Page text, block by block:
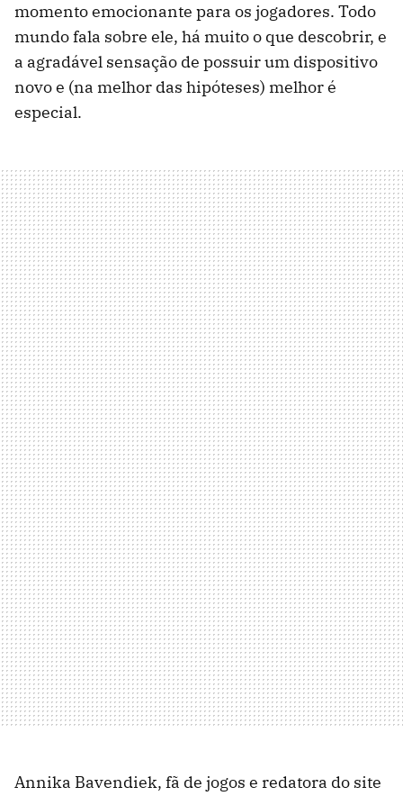
momento emocionante para os jogadores. Todo
mundo fala sobre ele, há muito o que descobrir, e
a agradável sensação de possuir um dispositivo
novo e (na melhor das hipóteses) melhor é
especial.
Annika Bavendiek, fã de jogos e redatora do site